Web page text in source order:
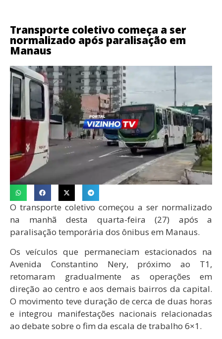
Transporte coletivo começa a ser
normalizado após paralisação em
Manaus
O transporte coletivo começou a ser normalizado
na manhã desta quarta-feira (27) após a
paralisação temporária dos ônibus em Manaus.
Os veículos que permaneciam estacionados na
Avenida Constantino Nery, próximo ao T1,
retomaram gradualmente as operações em
direção ao centro e aos demais bairros da capital.
O movimento teve duração de cerca de duas horas
e integrou manifestações nacionais relacionadas
ao debate sobre o fim da escala de trabalho 6×1.